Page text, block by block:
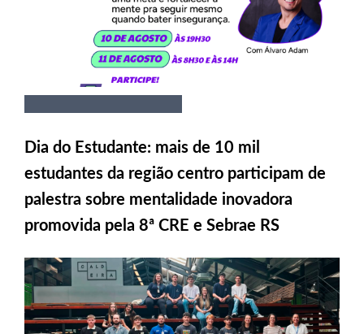
Dia do Estudante: mais de 10 mil
estudantes da região centro participam de
palestra sobre mentalidade inovadora
promovida pela 8ª CRE e Sebrae RS